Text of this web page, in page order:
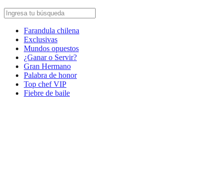
Farandula chilena
Exclusivas
Mundos opuestos
¿Ganar o Servir?
Gran Hermano
Palabra de honor
Top chef VIP
Fiebre de baile